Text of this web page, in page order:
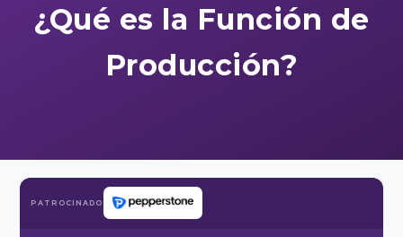
¿Qué es la Función de
Producción?
PATROCINADO